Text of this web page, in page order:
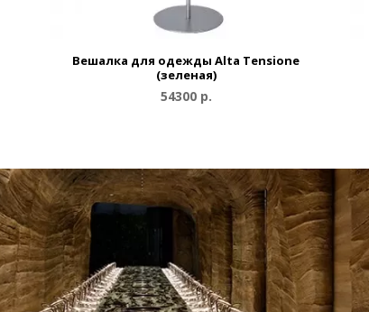
Вешалка для одежды Alta Tensione
(зеленая)
54300 р.